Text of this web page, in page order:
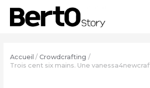
Content
contenu
Accueil
Crowdcrafting
Trois cent six mains. Une